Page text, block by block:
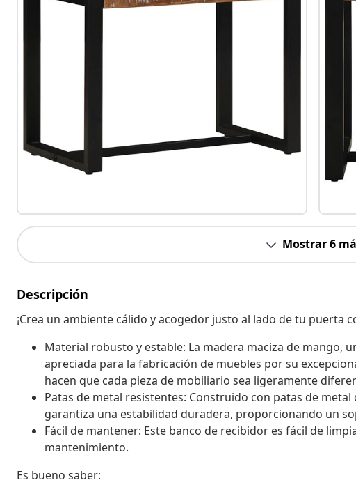
Mostrar 6
Descripción
¡Crea un ambiente cálido y acogedor justo al lado de tu puerta
Material robusto y estable: La madera maciza de mango,
apreciada para la fabricación de muebles por su
hacen que cada pieza de mobiliario sea ligeramente
Patas de metal resistentes: Construido con patas de
garantiza una estabilidad duradera, proporcionando un
Fácil de mantener: Este banco de recibidor es fácil de
mantenimiento.
Es bueno saber: